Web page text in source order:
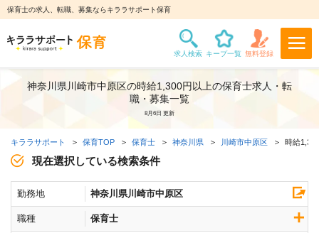
保育士の求人、転職、募集ならキララサポート保育
神奈川県川崎市中原区の時給1,300円以上の保育士求人・転
職・募集一覧
8月6日 更新
キララサポート 保育TOP 保育士 神奈川県 川崎市中原区 時給
現在選択している検索条件
勤務地 神奈川県川崎市中原区
職種 保育士